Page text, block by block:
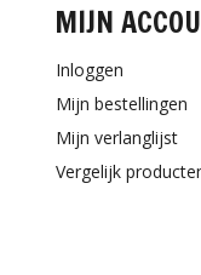
MIJN
Inloggen
Mijn bestellingen
Mijn verlanglijst
Vergelijk